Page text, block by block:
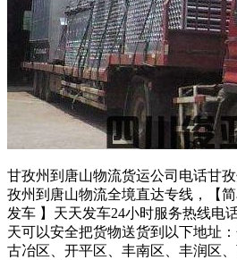
甘孜州到唐山物流货运公司电话甘
孜州到唐山物流全境直达专线，【
发车 】天天发车24小时服务热线电
天可以安全把货物送货到以下地址
古冶区、开平区、丰南区、丰润区